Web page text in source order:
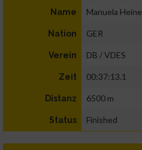
Name Manuela Heine
Nation GER
Verein DB / VDES
Zeit 00:37:13.1
Distanz 6500 m
Status Finished